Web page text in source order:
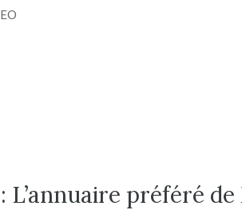
L’annuaire préféré